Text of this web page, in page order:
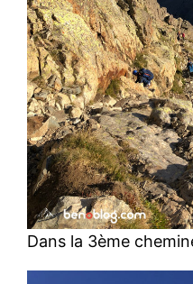
Dans la 3ème